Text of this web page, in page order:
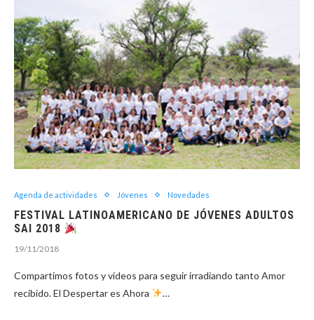
Agenda de actividades Jóvenes Novedades
FESTIVAL LATINOAMERICANO DE JÓVENES ADULTOS
SAI 2018
19/11/2018
Compartimos fotos y videos para seguir irradiando tanto Amor
recibido. El Despertar es Ahora
…